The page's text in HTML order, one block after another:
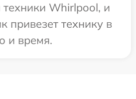
техники Whirlpool, и
привезет технику в
и время.